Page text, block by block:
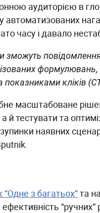
аудиторією в
автоматизованих
часу і давало
зможуть
кліків
масштабоване
й тестувати та
наявних
“Одне з багатьох”та